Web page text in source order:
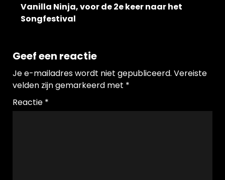
Vanilla Ninja, voor de 2e keer naar het
Songfestival
Geef een reactie
Je e-mailadres wordt niet gepubliceerd. Vereiste
velden zijn gemarkeerd met *
Reactie *